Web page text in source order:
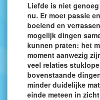
Liefde is niet
nu. Er moet passie
boeiend en
mogelijk dingen
kunnen praten: het
moment aanwezig
veel relaties
bovenstaande
minder duidelijke
einde meteen in